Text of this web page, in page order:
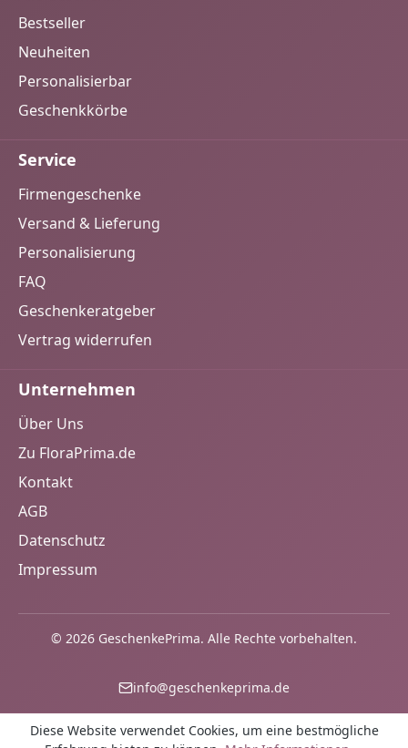
Bestseller
Neuheiten
Personalisierbar
Geschenkkörbe
Service
Firmengeschenke
Versand & Lieferung
Personalisierung
FAQ
Geschenkeratgeber
Vertrag widerrufen
Unternehmen
Über Uns
Zu FloraPrima.de
Kontakt
AGB
Datenschutz
Impressum
© 2026 GeschenkePrima. Alle Rechte vorbehalten.
info@geschenkeprima.de
Diese Website verwendet Cookies, um eine bestmögliche